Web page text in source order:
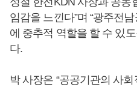
임감을 느낀다”며 “광주전
에 중추적 역할을 할 수 있
다.
박 사장은 “공공기관의 사